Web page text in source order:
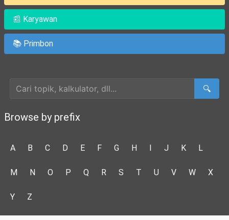
📰 Karyawan
📚 Primbon
🔍
Browse by prefix
A B C D E F G H I J K L
M N O P Q R S T U V W X
Y Z